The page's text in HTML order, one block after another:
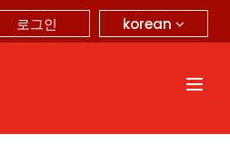
korean
로그인